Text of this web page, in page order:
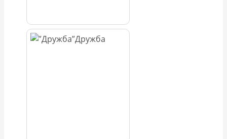
Дружба